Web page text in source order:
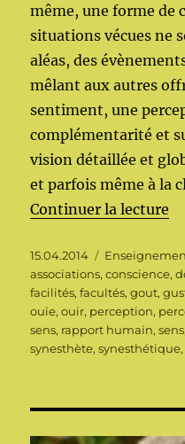
même, une forme de
situations vécues ne
aléas, des
mêlant aux autres
sentiment, une
complémentarité et
vision détaillée et
et parfois même à la
Continuer la lecture
Publié
le
15.04.2014 Catégories
associations,conscience,
facilités,facultés,gout,
ouïe,ouir, perception,
sens, rapport humain,sens
synesthète,synesthétique